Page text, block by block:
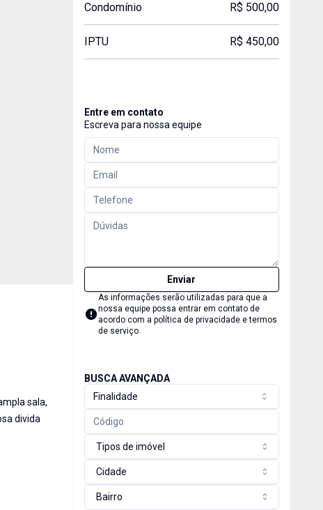
sala,
divida
Condomínio R$ 500,00
IPTU R$ 450,00
Entre em contato
Escreva para nossa equipe
Enviar
As informações serão utilizadas para que a
nossa equipe possa entrar em contato de
acordo com a política de privacidade e termos
de serviço
BUSCA AVANÇADA
Finalidade
Tipos de imóvel
Cidade
Bairro